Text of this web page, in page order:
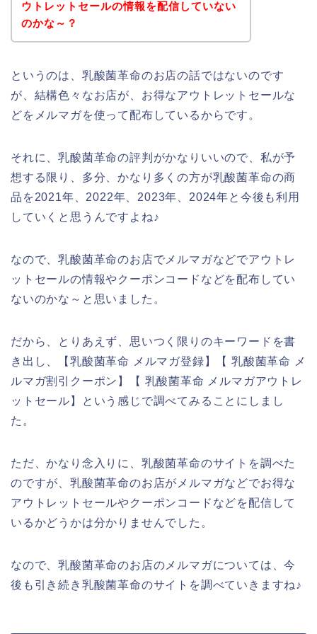
ウトレットセールの情報を配信していない
のかな～？
というのは、乳酸菌革命のお店の話ではないのです
が、結構色々なお店が、お得なアウトレットセールな
どをメルマガを使って配布しているからです。
それに、乳酸菌革命の評判がかなりいいので、私が予
想する限り、多分、かなり多くの方が乳酸菌革命の商
品を2021年、2022年、2023年、2024年と今後も利用
していくと思うんですよね♪
なので、乳酸菌革命のお店でメルマガなどでアウトレ
ットセールの情報やクーポンコードなどを配布してい
ないのかな～と思いました。
だから、とりあえず、思いつく限りのキーワードを書
き出し、【乳酸菌革命 メルマガ登録】【 乳酸菌革命 メ
ルマガ割引クーポン】【 乳酸菌革命 メルマガアウトレ
ットセール】という感じで調べてみることにしまし
た。
ただ、かなり念入りに、乳酸菌革命のサイトを調べた
のですが、乳酸菌革命のお店がメルマガなどでお得な
アウトレットセールやクーポンコードなどを配信して
いるかどうかは分かりませんでした。
なので、乳酸菌革命のお店のメルマガについては、今
後も引き続き乳酸菌革命のサイトを調べていきますね♪